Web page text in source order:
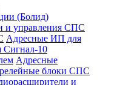
(Болид)
и управления СПС
Адресные ИП для
10
Адресные
блоки СПС
и